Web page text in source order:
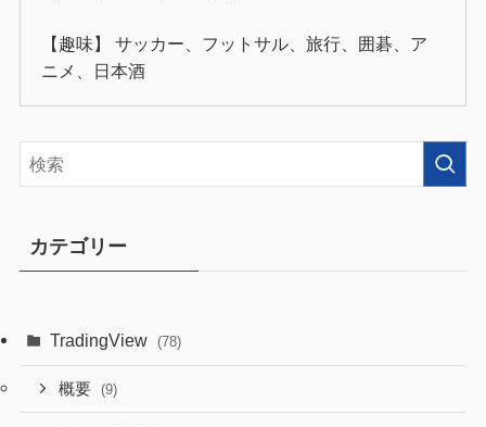
【趣味】 サッカー、フットサル、旅行、囲碁、ア
ニメ、日本酒
カテゴリー
TradingView (78)
概要 (9)